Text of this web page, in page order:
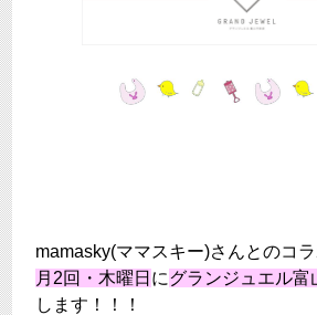
mamasky(ママスキー)さんとのコ
月2回・木曜日 にグランジュエル富
します！！！